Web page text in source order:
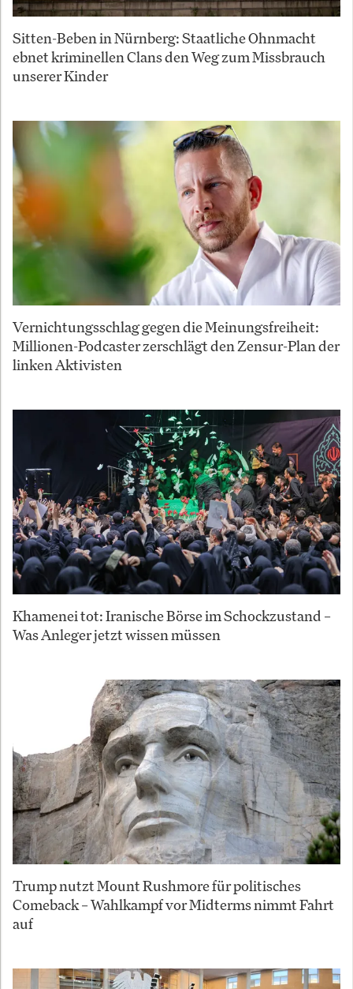
Sitten-Beben in Nürnberg: Staatliche Ohnmacht
ebnet kriminellen Clans den Weg zum Missbrauch
unserer Kinder
Vernichtungsschlag gegen die Meinungsfreiheit:
Millionen-Podcaster zerschlägt den Zensur-Plan der
linken Aktivisten
Khamenei tot: Iranische Börse im Schockzustand –
Was Anleger jetzt wissen müssen
Trump nutzt Mount Rushmore für politisches
Comeback – Wahlkampf vor Midterms nimmt Fahrt
auf